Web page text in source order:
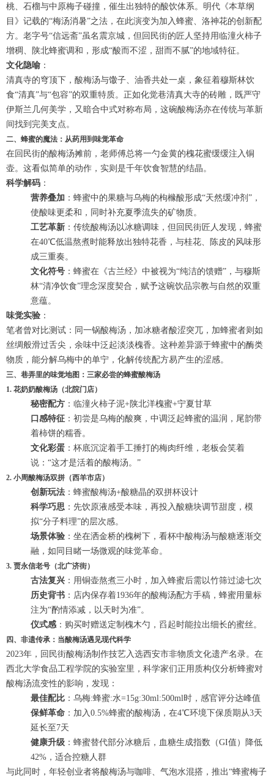
桃、石榴与中原梅子碰撞，催生出独特的酸饮体系。明代《本草纲
目》记载的“梅汤消暑”之法，在此演变为加入蜂蜜、洛神花的创新配
方。老字号“信远斋”虽名震京城，但回民街的匠人坚持用临潼火柿子
增稠、陕北蜂蜜调和，形成“酸而不涩，甜而不腻”的地域特征。
文化隐喻 ：
清真寺的穹顶下，酸梅汤与馓子、油香共处一桌，象征着穆斯林饮
食“清真”与“包容”的双重特质。正如化觉巷清真大寺的砖雕，既严守
伊斯兰几何美学，又暗合中式对称布局，这碗酸梅汤亦在传统与革新
间找到完美支点。
二、蜂蜜的魔法：从药用到味觉革命
在回民街的酸梅汤摊前，老师傅总将一勺金黄的槐花蜜缓缓注入铜
壶。这看似简单的动作，实则是千年饮食智慧的结晶。
科学解码 ：
营养叠加 ：蜂蜜中的果糖与乌梅的枸橼酸形成“天然缓冲剂”，
使酸味更柔和，同时补充夏季流失的矿物质。
工艺革新 ：传统酸梅汤以冰糖调味，但回民街匠人发现，蜂蜜
在40℃低温熬煮时能释放出独特花香，与桂花、陈皮的风味形
成三重奏。
文化符号 ：蜂蜜在《古兰经》中被视为“纯洁的馈赠”，与穆斯
林“清净饮食”理念深度契合，赋予这碗饮品宗教与自然的双重
意蕴。
味觉实验 ：
笔者曾对比测试：同一锅酸梅汤，加冰糖者酸涩突兀，加蜂蜜者则如
丝绸般滑过舌尖，余味中泛起淡淡槐香。这种差异源于蜂蜜中的酶类
物质，能分解乌梅中的单宁，化解传统配方易产生的涩感。
三、巷弄里的味觉地图：三家必尝的蜂蜜酸梅汤
1. 花奶奶酸梅汤（北院门店）
秘密配方 ：临潼火柿子泥+陕北洋槐蜜+宁夏甘草
口感特征 ：初尝是乌梅的酸爽，中调泛起蜂蜜的温润，尾韵带
着柿饼的糯香。
文化彩蛋 ：杯底沉淀着手工捶打的梅肉纤维，老板会笑着
说：“这才是活着的酸梅汤。”
2. 小周酸梅汤双拼（西羊市店）
创新玩法 ：蜂蜜酸梅汤+酸糖晶的双拼杯设计
科学巧思 ：先饮原液感受本味，再投入酸糖块调节甜度，模
拟“分子料理”的层次感。
场景体验 ：坐在洒金桥的槐树下，看杯中酸梅汤与酸糖逐渐交
融，如同目睹一场微观的味觉革命。
3. 贾永信老号（北广济街）
古法复兴 ：用铜壶熬煮三小时，加入蜂蜜后需以竹筛过滤七次
历史背书 ：店内保存着1936年的酸梅汤配方手稿，蜂蜜用量标
注为“酌情添减，以天时为准”。
仪式感 ：购买时赠送定制槐木勺，舀起时能拉出细长的蜜丝。
四、非遗传承：当酸梅汤遇见现代科学
2023年，回民街酸梅汤制作技艺入选西安市非物质文化遗产名录。在
西北大学食品工程学院的实验室里，科学家们正用质构仪分析蜂蜜对
酸梅汤流变性的影响，发现：
最佳配比 ：乌梅:蜂蜜:水=15g:30ml:500ml时，感官评分达峰值
保鲜革命 ：加入0.5%蜂蜜的酸梅汤，在4℃环境下保质期从3天
延长至7天
健康升级 ：蜂蜜替代部分冰糖后，血糖生成指数（GI值）降低
42%，适合控糖人群
与此同时，年轻创业者将酸梅汤与咖啡、气泡水混搭，推出“蜂蜜梅子